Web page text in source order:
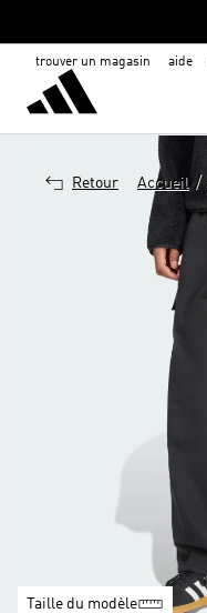
trouver un magasin aide
Retour Accueil /
Taille du modèle